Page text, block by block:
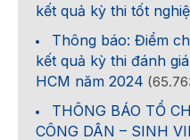
kết quả kỳ thi tốt
Thông báo: Điểm
kết quả kỳ thi đánh
HCM năm 2024
THÔNG BÁO TỔ
CÔNG DÂN – SINH